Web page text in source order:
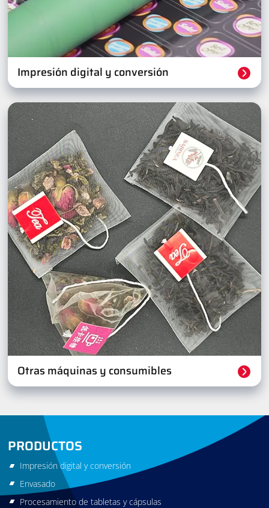
Impresión digital y conversión
Otras máquinas y consumibles
PRODUCTOS
Impresión digital y conversión
Envasado
Procesamiento de tabletas y cápsulas